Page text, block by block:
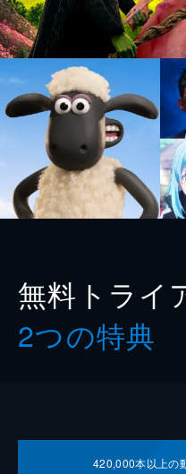
無料トライ
2つの特典
420,000本以上の